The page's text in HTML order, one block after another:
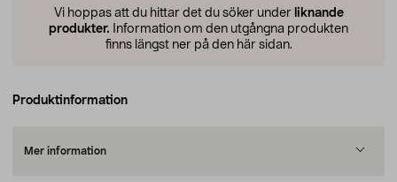
Vi hoppas att du hittar det du söker under liknande
produkter. Information om den utgångna produkten
finns längst ner på den här sidan.
Produktinformation
Mer information